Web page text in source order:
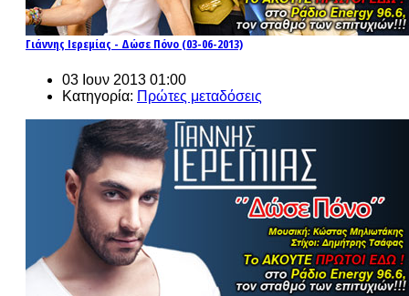
Γιάννης Ιερεμίας - Δώσε Πόνο (03-06-2013)
03 Ιουν 2013 01:00
Κατηγορία: Πρώτες μεταδόσεις